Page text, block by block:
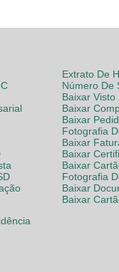
Extrato De
Número De
Baixar Visto
Baixar
Baixar
Fotografia
Baixar
Baixar
Baixar
Fotografia
Baixar
Baixar